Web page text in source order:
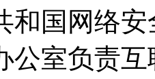
和国网络
公室负责